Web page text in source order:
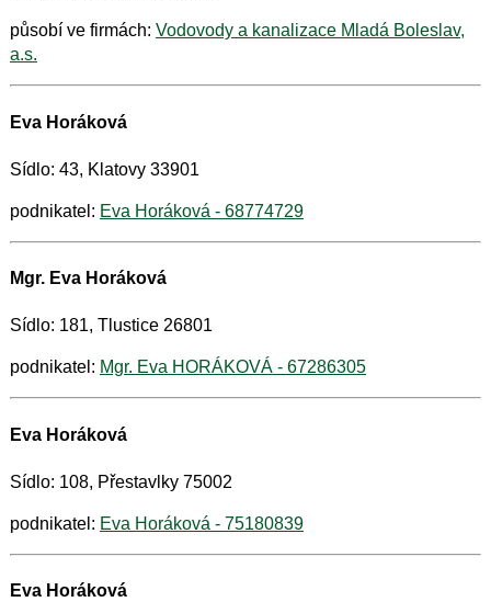
působí ve firmách: Vodovody a kanalizace Mladá Boleslav,
a.s.
Eva Horáková
Sídlo: 43, Klatovy 33901
podnikatel: Eva Horáková - 68774729
Mgr. Eva Horáková
Sídlo: 181, Tlustice 26801
podnikatel: Mgr. Eva HORÁKOVÁ - 67286305
Eva Horáková
Sídlo: 108, Přestavlky 75002
podnikatel: Eva Horáková - 75180839
Eva Horáková